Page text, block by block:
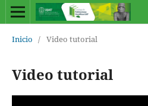
Inicio / Video tutorial
Video tutorial